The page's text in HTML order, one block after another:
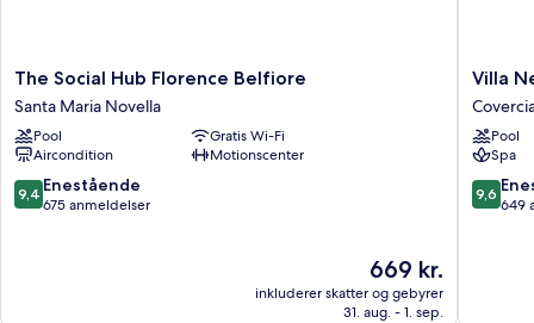
The
Social
Hub
Florence
Belfiore
Santa
Maria
The Social Hub Florence Belfiore
Santa Maria Novella
Pool
Gratis Wi-Fi
Aircondition
Motionscenter
9.4
ud
9,4 Enestående
675 anmeldelser
Prisen
669 kr.
669 kr.
inkluderer skatter og gebyrer
31. aug. - 1. sep.
Villa
Neroli
Villa
Pool
Spa
9.6
ud
9,6
649